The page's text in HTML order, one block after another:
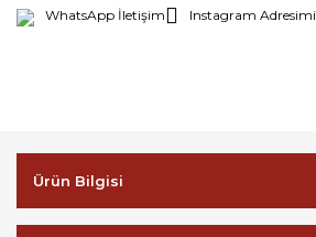
WhatsApp İletişim Instagram Adresimi
Ürün Bilgisi